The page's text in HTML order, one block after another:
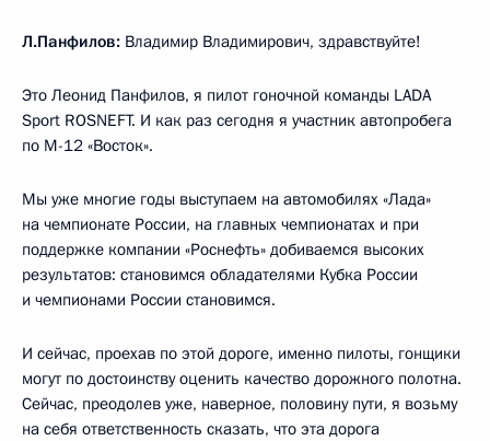
Л.Панфилов: Владимир Владимирович, здравствуйте!
Это Леонид Панфилов, я пилот гоночной команды LADA
Sport ROSNEFT. И как раз сегодня я участник автопробега
по М-12 «Восток».
Мы уже многие годы выступаем на автомобилях «Лада»
на чемпионате России, на главных чемпионатах и при
поддержке компании «Роснефть» добиваемся высоких
результатов: становимся обладателями Кубка России
и чемпионами России становимся.
И сейчас, проехав по этой дороге, именно пилоты, гонщики
могут по достоинству оценить качество дорожного полотна.
Сейчас, преодолев уже, наверное, половину пути, я возьму
на себя ответственность сказать, что эта дорога